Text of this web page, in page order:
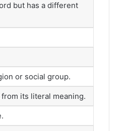
but has a different
or social group.
its literal meaning.